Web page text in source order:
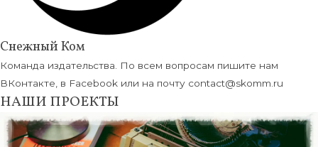
Снежный Ком
Команда издательства. По всем вопросам пишите нам
ВКонтакте, в Facebook или на почту contact@skomm.ru
НАШИ ПРОЕКТЫ